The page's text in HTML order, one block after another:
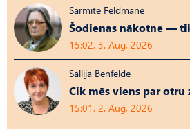
Sarmīte Feldmane
Šodienas nākotne —
15:02, 3. Aug, 2026
Sallija Benfelde
Cik mēs viens par otru
15:01, 2. Aug, 2026